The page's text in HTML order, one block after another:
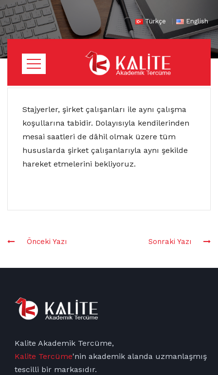
Türkçe English
Stajyerler, şirket çalışanları ile aynı çalışma
koşullarına tabidir. Dolayısıyla kendilerinden
mesai saatleri de dâhil olmak üzere tüm
hususlarda şirket çalışanlarıyla aynı şekilde
hareket etmelerini bekliyoruz.
Önceki Yazı Sonraki Yazı
Kalite Akademik Tercüme,
Kalite Tercüme'nin akademik alanda uzmanlaşmış
tescilli bir markasıdır.